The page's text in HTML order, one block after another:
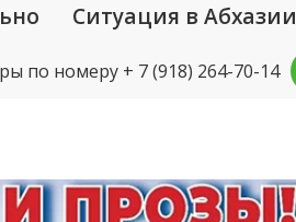
Ситуация в Абхазии
по номеру + 7 (918) 264-70-14